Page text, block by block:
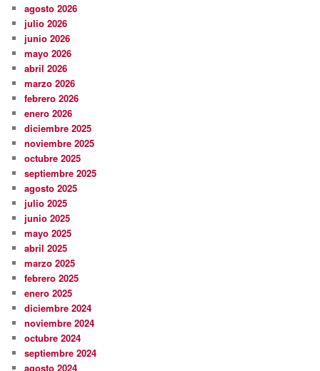
agosto 2026
julio 2026
junio 2026
mayo 2026
abril 2026
marzo 2026
febrero 2026
enero 2026
diciembre 2025
noviembre 2025
octubre 2025
septiembre 2025
agosto 2025
julio 2025
junio 2025
mayo 2025
abril 2025
marzo 2025
febrero 2025
enero 2025
diciembre 2024
noviembre 2024
octubre 2024
septiembre 2024
agosto 2024